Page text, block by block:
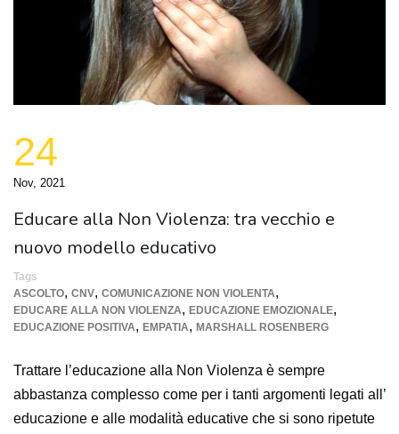
24
Nov, 2021
Educare alla Non Violenza: tra vecchio e
nuovo modello educativo
Tags
ASCOLTO, CNV, COMUNICAZIONE NON VIOLENTA,
EDUCARE ALLA NON VIOLENZA, EDUCAZIONE EMOZIONALE,
EDUCAZIONE POSITIVA, EMPATIA, MARSHALL ROSENBERG
Trattare l’educazione alla Non Violenza è sempre
abbastanza complesso come per i tanti argomenti legati all’
educazione e alle modalità educative che si sono ripetute